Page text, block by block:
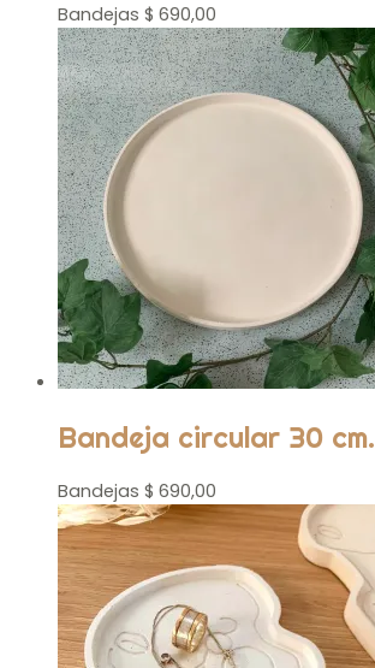
Bandejas $ 690,00
Bandeja circular 30 cm.
Bandejas $ 690,00